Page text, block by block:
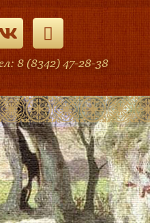
8 (8342) 47-28-38